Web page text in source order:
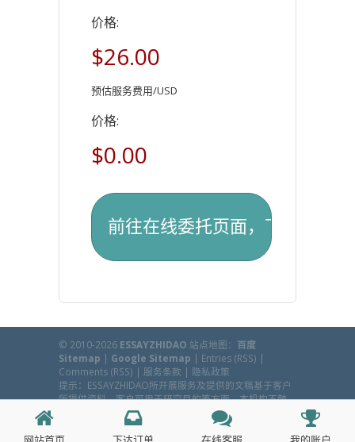
价格:
$26.00
预估服务费用/USD
价格:
$0.00
© 2010-2026 ESSAYZHIDAO 站点地图： 百度
Sitemap | Google Sitemap | Entries (RSS) |
Comments (RSS) | 服务条款 | 隐私政策
提示：ESSAYZHIDAO所开展服务及提供的文稿基于客户
所提供资料，客户可用于研究目的等方面，本机构不鼓
励、不提倡任何学术欺诈行为。